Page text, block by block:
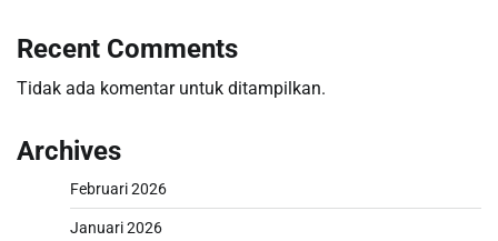
Recent Comments
Tidak ada komentar untuk ditampilkan.
Archives
Februari 2026
Januari 2026